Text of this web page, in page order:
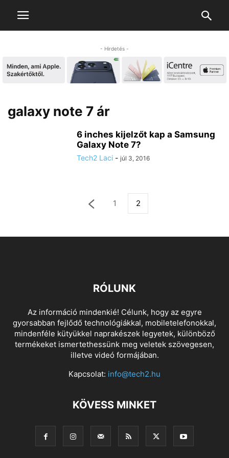
- Hirdetés -
galaxy note 7 ár
6 inches kijelzőt kap a Samsung
Galaxy Note 7?
Tech2 Laci - júl 3, 2016
1 2
RÓLUNK
Az információ mindenkié! Célunk, hogy az egyre
gyorsabban fejlődő technológiákkal, mobiletelefonokkal,
mindenféle kütyükkel naprakészek legyetek, különböző
termékeket ismertethessünk meg veletek szövegesen,
illetve videó formájában.
Kapcsolat: info@tech2.hu
KÖVESS MINKET